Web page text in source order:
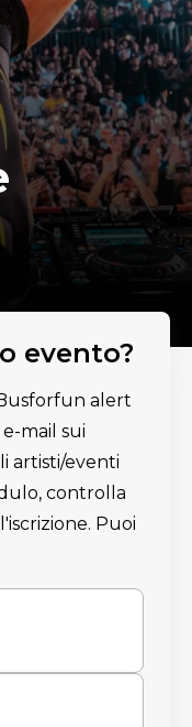
evento?
alert
mail sui
artisti/eventi
controlla
Puoi